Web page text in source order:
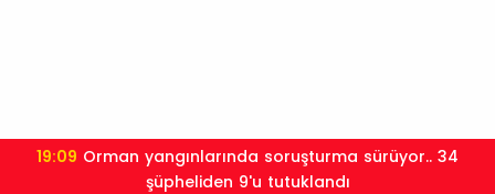
19:09
şüpheliden 9'u tutuklandı